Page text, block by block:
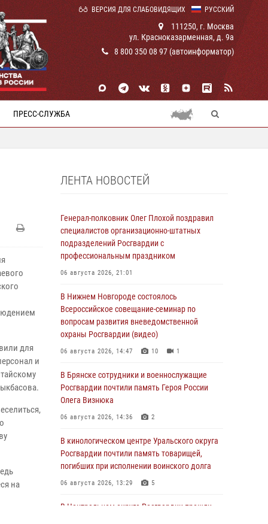
РУССКИЙ
ВЕРСИЯ ДЛЯ СЛАБОВИДЯЩИХ
111250, г. Москва
ул. Красноказарменная, д. 9а
8 800 350 08 97 (автоинформатор)
ПРЕСС-СЛУЖБА
для
и
на
ЛЕНТА НОВОСТЕЙ
Генерал-полковник Олег Плохой поздравил
специалистов организационно-штатных
подразделений Росгвардии с
профессиональным праздником
06 августа 2026, 21:01
В Нижнем Новгороде состоялось
Всероссийское совещание-семинар по
вопросам развития вневедомственной
охраны Росгвардии (видео)
06 августа 2026, 14:47 10 1
В Брянске сотрудники и военнослужащие
Росгвардии почтили память Героя России
Олега Визнюка
06 августа 2026, 14:36 2
В кинологическом центре Уральского округа
Росгвардии почтили память товарищей,
погибших при исполнении воинского долга
06 августа 2026, 13:29 5
В Центральном округе Росгвардии прошли